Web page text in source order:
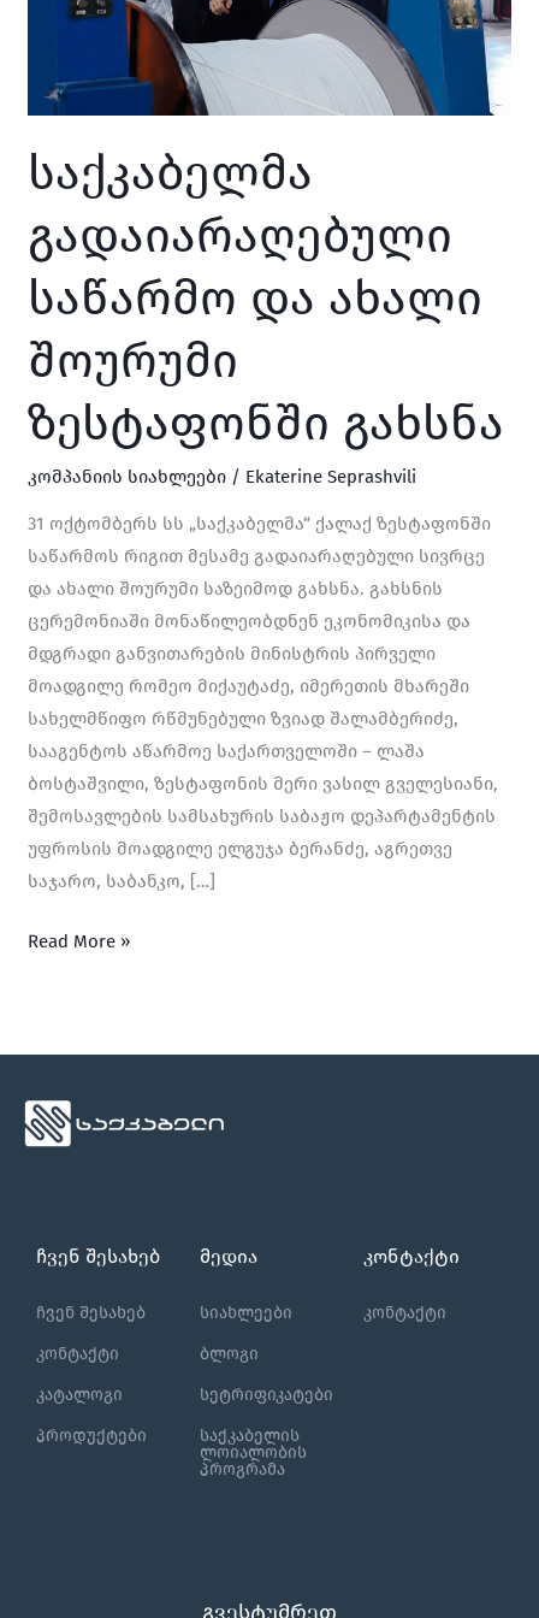
საქკაბელმა
გადაიარაღებული
საწარმო და ახალი
შოურუმი
ზესტაფონში გახსნა
კომპანიის სიახლეები / Ekaterine Seprashvili
31 ოქტომბერს სს „საქკაბელმა“ ქალაქ ზესტაფონში
საწარმოს რიგით მესამე გადაიარაღებული სივრცე
და ახალი შოურუმი საზეიმოდ გახსნა. გახსნის
ცერემონიაში მონაწილეობდნენ ეკონომიკისა და
მდგრადი განვითარების მინისტრის პირველი
მოადგილე რომეო მიქაუტაძე, იმერეთის მხარეში
სახელმწიფო რწმუნებული ზვიად შალამბერიძე,
სააგენტოს აწარმოე საქართველოში – ლაშა
ბოსტაშვილი, ზესტაფონის მერი ვასილ გველესიანი,
შემოსავლების სამსახურის საბაჟო დეპარტამენტის
უფროსის მოადგილე ელგუჯა ბერანძე, აგრეთვე
საჯარო, საბანკო, […]
Read More »
ჩვენ შესახებ
ჩვენ შესახებ
კონტაქტი
კატალოგი
პროდუქტები
მედია
სიახლეები
ბლოგი
სეტრიფიკატები
საქკაბელის
ლოიალობის
პროგრამა
კონტაქტი
კონტაქტი
გვესტუმრეთ